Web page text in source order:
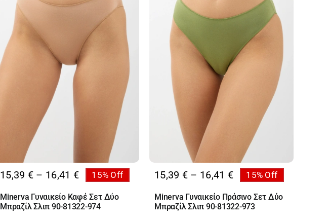
15,39 € – 16,41 €Price
15,39 €
through
15% Off
Minerva Γυναικείο Καφέ Σετ Δύο
Μπραζίλ Σλιπ 90-81322-974
15,39 € – 16,41 €Price
15,39 €
through
15% Off
Minerva Γυναικείο Πράσινο Σετ Δύο
Μπραζίλ Σλιπ 90-81322-973